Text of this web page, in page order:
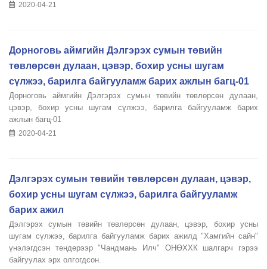
2020-04-21
Дорноговь аймгийн Дэлгэрэх сумын төвийн
төвлөрсөн дулаан, цэвэр, бохир усны шугам
сүлжээ, барилга байгууламж барих ажлын багц-01
Дорноговь аймгийн Дэлгэрэх сумын төвийн төвлөрсөн дулаан,
цэвэр, бохир усны шугам сүлжээ, барилга байгууламж барих
ажлын багц-01
2020-04-21
Дэлгэрэх сумын төвийн төвлөрсөн дулаан, цэвэр,
бохир усны шугам сүлжээ, барилга байгууламж
барих ажил
Дэлгэрэх сумын төвийн төвлөрсөн дулаан, цэвэр, бохир усны
шугам сүлжээ, барилга байгууламж барих ажилд "Хамгийн сайн"
үнэлэгдсэн тендерээр "Чандмань Илч" ОНӨХХК шалгарч гэрээ
байгуулах эрх олгогдсон.